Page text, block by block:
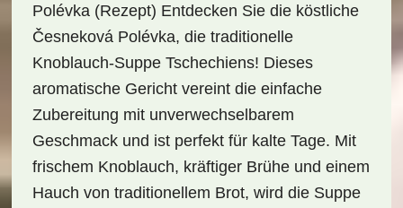
Polévka (Rezept) Entdecken Sie die köstliche
Česneková Polévka, die traditionelle
Knoblauch-Suppe Tschechiens! Dieses
aromatische Gericht vereint die einfache
Zubereitung mit unverwechselbarem
Geschmack und ist perfekt für kalte Tage. Mit
frischem Knoblauch, kräftiger Brühe und einem
Hauch von traditionellem Brot, wird die Suppe